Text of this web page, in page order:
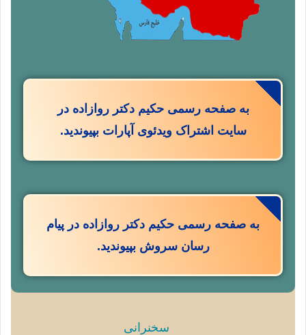
به صفحه رسمی حکیم دکتر روازاده در
سایت اشتراک ویدئوی آپارات بپیوندید.
به صفحه رسمی حکیم دکتر روازاده در پیام
رسان سروش بپیوندید.
سخنرانی